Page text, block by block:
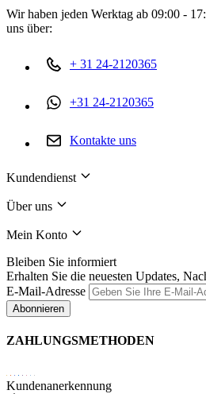
Wir haben jeden Werktag ab 09:00 -
uns über:
+ 31 24-2120365
+31 24-2120365
Kontakte uns
Kundendienst
Über uns
Mein Konto
Bleiben Sie informiert
Erhalten Sie die neuesten Updates,
E-Mail-Adresse
Abonnieren
ZAHLUNGSMETHODEN
Kundenanerkennung